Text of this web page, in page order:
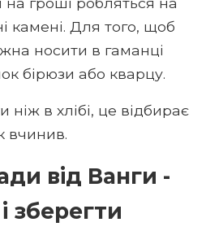
камені. Для того, щоб
носити в гаманці
бірюзи або кварцу.
в хлібі, це відбирає
вчинив.
від Ванги -
зберегти